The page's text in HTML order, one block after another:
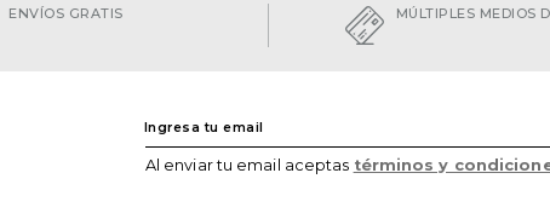
ENVÍOS GRATIS MÚLTIPLES MEDIOS
Al enviar tu email aceptas términos y